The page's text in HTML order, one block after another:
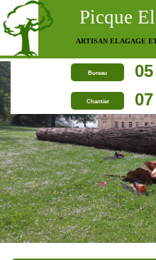
Picque
ARTISAN ELAGAGE
Bureau
Chantier